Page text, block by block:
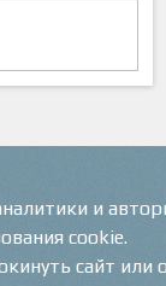
и
cookie.
сайт